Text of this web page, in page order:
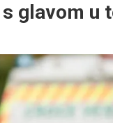
s glavom